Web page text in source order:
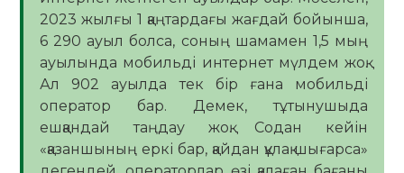
2023 жылғы 1 қаңтардағы жағдай бойынша,
6 290 ауыл болса, соның шамамен 1,5 мың
ауылында мобильді интернет мүлдем жоқ.
Ал 902 ауылда тек бір ғана мобильді
оператор бар. Демек, тұтынушыда
ешқандай таңдау жоқ. Содан кейін
«қазаншының еркі бар, қайдан құлақ шығарса»